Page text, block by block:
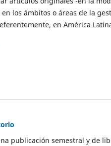
los ámbitos o áreas de la
en América
publicación semestral y de